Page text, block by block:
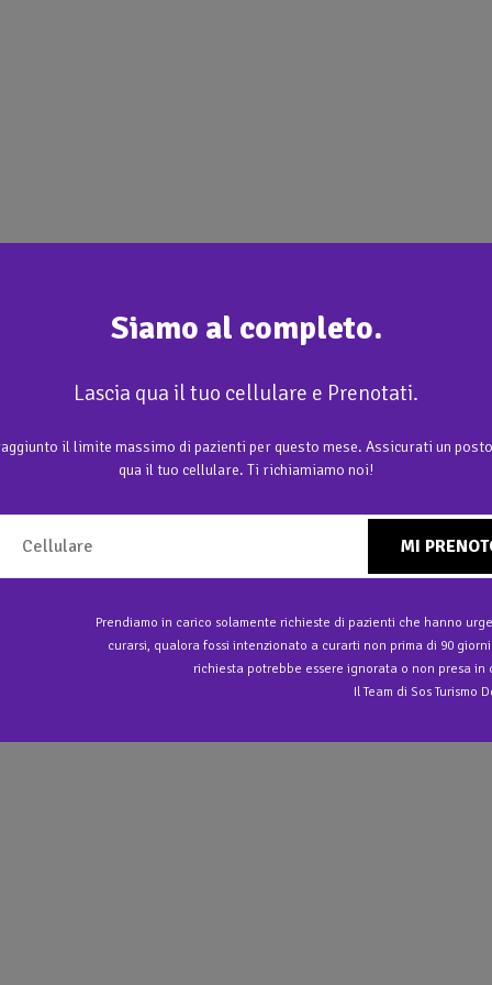
Siamo al completo.
Lascia qua il tuo cellulare e Prenotati.
il limite massimo di pazienti per questo mese. Assicurati un
qua il tuo cellulare. Ti richiamiamo noi!
MI
Prendiamo in carico solamente richieste di pazienti che hanno
curarsi, qualora fossi intenzionato a curarti non prima di 90
richiesta potrebbe essere ignorata o non presa in
Il Team di Sos Turismo